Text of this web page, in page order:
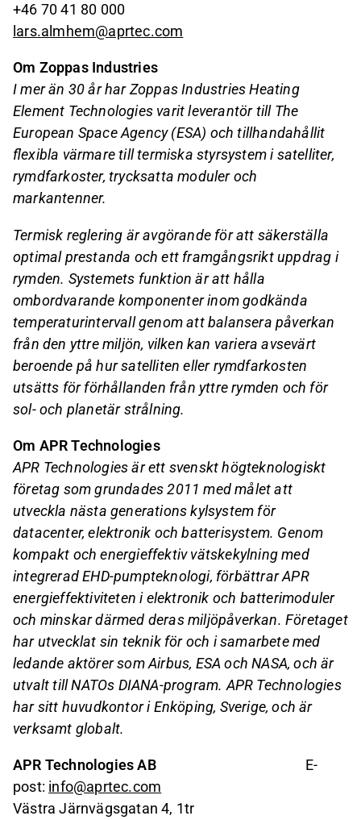
+46 70 41 80 000
lars.almhem@aprtec.com
Om Zoppas Industries
I mer än 30 år har Zoppas Industries Heating
Element Technologies varit leverantör till The
European Space Agency (ESA) och tillhandahållit
flexibla värmare till termiska styrsystem i satelliter,
rymdfarkoster, trycksatta moduler och
markantenner.
Termisk reglering är avgörande för att säkerställa
optimal prestanda och ett framgångsrikt uppdrag i
rymden. Systemets funktion är att hålla
ombordvarande komponenter inom godkända
temperaturintervall genom att balansera påverkan
från den yttre miljön, vilken kan variera avsevärt
beroende på hur satelliten eller rymdfarkosten
utsätts för förhållanden från yttre rymden och för
sol- och planetär strålning.
Om APR Technologies
APR Technologies är ett svenskt högteknologiskt
företag som grundades 2011 med målet att
utveckla nästa generations kylsystem för
datacenter, elektronik och batterisystem. Genom
kompakt och energieffektiv vätskekylning med
integrerad EHD-pumpteknologi, förbättrar APR
energieffektiviteten i elektronik och batterimoduler
och minskar därmed deras miljöpåverkan. Företaget
har utvecklat sin teknik för och i samarbete med
ledande aktörer som Airbus, ESA och NASA, och är
utvalt till NATOs DIANA-program. APR Technologies
har sitt huvudkontor i Enköping, Sverige, och är
verksamt globalt.
APR Technologies AB E-
post: info@aprtec.com
Västra Järnvägsgatan 4, 1tr